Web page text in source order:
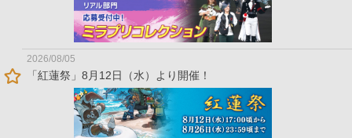
2026/08/05
「紅蓮祭」8月12日（水）より開催！